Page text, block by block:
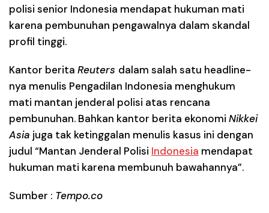
polisi senior Indonesia mendapat hukuman mati
karena pembunuhan pengawalnya dalam skandal
profil tinggi.
Kantor berita Reuters dalam salah satu headline-
nya menulis Pengadilan Indonesia menghukum
mati mantan jenderal polisi atas rencana
pembunuhan. Bahkan kantor berita ekonomi Nikkei
Asia juga tak ketinggalan menulis kasus ini dengan
judul “Mantan Jenderal Polisi Indonesia mendapat
hukuman mati karena membunuh bawahannya”.
Sumber : Tempo.co